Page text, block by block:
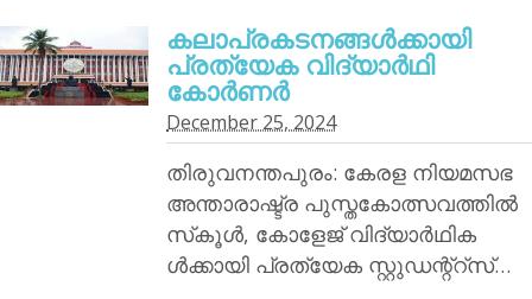
കലാപ്രകടനങ്ങള്‍ക്കായി
പ്രത്യേക വിദ്യാര്‍ഥി
കോര്‍ണര്‍
December 25, 2024
തിരുവനന്തപുരം: കേരള നിയമസഭ
അന്താരാഷ്ട്ര പുസ്തകോത്സവത്തില്‍
സ്‌കൂള്‍, കോളേജ് വിദ്യാര്‍ഥിക
ള്‍ക്കായി പ്രത്യേക സ്റ്റുഡന്റ്‌റ്‌സ്…